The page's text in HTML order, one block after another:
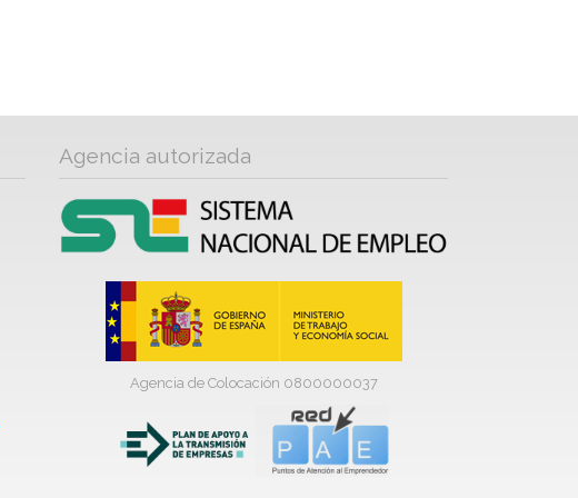
Agencia autorizada
Agencia de Colocación 0800000037